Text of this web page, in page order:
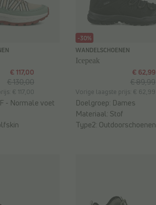
€ 117,00
€ 130,00
€ 117,00
F - Normale voet
-30%
WANDELSCHOENEN
Icepeak
Vorige laagste prijs: € 62,99
€ 89,99
€ 62,99
Doelgroep: Dames
Materiaal: Stof
Type2: Outdoorschoenen